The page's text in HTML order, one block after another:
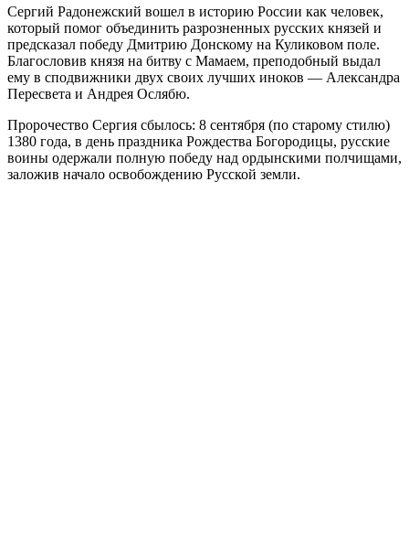
Сергий Радонежский вошел в историю России как человек,
который помог объединить разрозненных русских князей и
предсказал победу Дмитрию Донскому на Куликовом поле.
Благословив князя на битву с Мамаем, преподобный выдал
ему в сподвижники двух своих лучших иноков — Александра
Пересвета и Андрея Ослябю.
Пророчество Сергия сбылось: 8 сентября (по старому стилю)
1380 года, в день праздника Рождества Богородицы, русские
воины одержали полную победу над ордынскими полчищами,
заложив начало освобождению Русской земли.